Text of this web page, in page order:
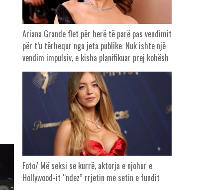
Ariana Grande flet për herë të parë pas vendimit
për t’u tërhequr nga jeta publike: Nuk ishte një
vendim impulsiv, e kisha planifikuar prej kohësh
Foto/ Më seksi se kurrë, aktorja e njohur e
Hollywood-it “ndez” rrjetin me setin e fundit